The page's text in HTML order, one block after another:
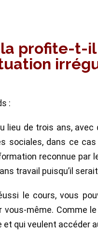
profite-t-
:
lieu de trois ans,
sociales, dans ce
reconnue par
travail puisqu’il
le cours, vous
même. Comme
qui veulent accéder